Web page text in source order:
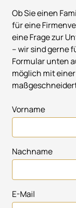
Ob Sie einen
für eine
eine Frage zur
– wir sind gerne
Formular unten
möglich mit
Vorname
Nachname
E-Mail